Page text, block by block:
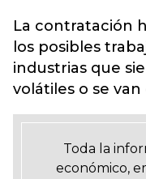
La contratación
los posibles
industrias que
volátiles o se
Toda la
económico,